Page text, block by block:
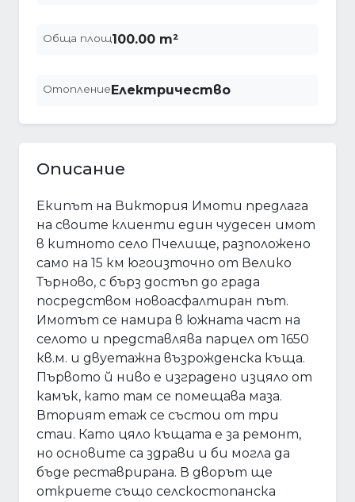
Обща площ100.00 m²
ОтоплениеЕлектричество
Описание
Екипът на Виктория Имоти предлага
на своите клиенти един чудесен имот
в китното село Пчелище, разположено
само на 15 км югоизточно от Велико
Търново, с бърз достъп до града
посредством новоасфалтиран път.
Имотът се намира в южната част на
селото и представлява парцел от 1650
кв.м. и двуетажна възрожденска къща.
Първото й ниво е изградено изцяло от
камък, като там се помещава маза.
Вторият етаж се състои от три
стаи. Като цяло къщата е за ремонт,
но основите са здрави и би могла да
бъде реставрирана. В дворът ще
откриете също селскостопанска